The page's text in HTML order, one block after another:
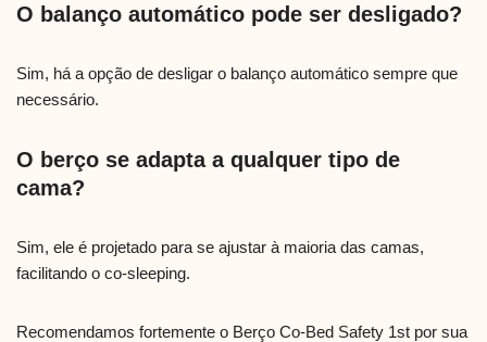
O balanço automático pode ser desligado?
Sim, há a opção de desligar o balanço automático sempre que
necessário.
O berço se adapta a qualquer tipo de
cama?
Sim, ele é projetado para se ajustar à maioria das camas,
facilitando o co-sleeping.
Recomendamos fortemente o Berço Co-Bed Safety 1st por sua